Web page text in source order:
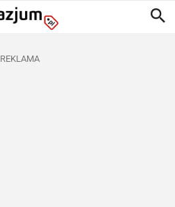
REKLAMA